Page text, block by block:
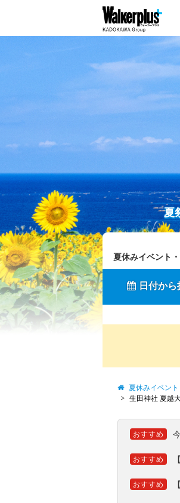
夏
夏休みイベント
日付から
夏休みイベン
生田神社 夏越
おすすめ
おすすめ
おすすめ